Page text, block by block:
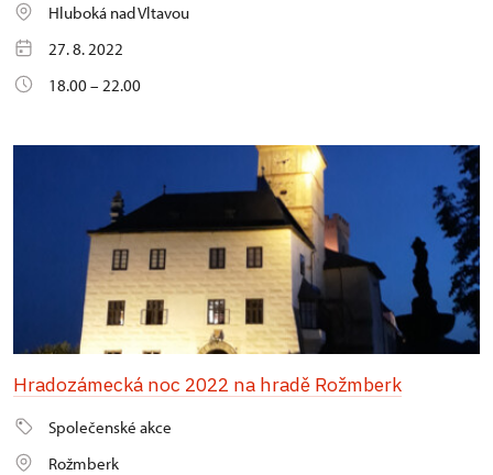
Hluboká nad Vltavou
27. 8. 2022
18.00 – 22.00
Hradozámecká noc 2022 na hradě Rožmberk
Společenské akce
Rožmberk